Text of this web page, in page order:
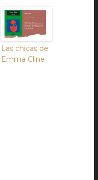
Las chicas de
Emma Cline